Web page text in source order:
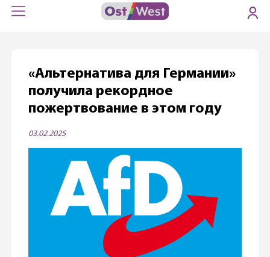
«Альтернатива для Германии»
получила рекордное
пожертвование в этом году
03.02.2025